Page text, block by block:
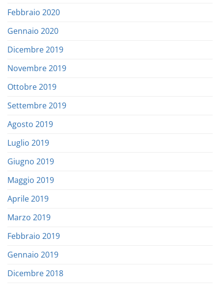
Febbraio 2020
Gennaio 2020
Dicembre 2019
Novembre 2019
Ottobre 2019
Settembre 2019
Agosto 2019
Luglio 2019
Giugno 2019
Maggio 2019
Aprile 2019
Marzo 2019
Febbraio 2019
Gennaio 2019
Dicembre 2018